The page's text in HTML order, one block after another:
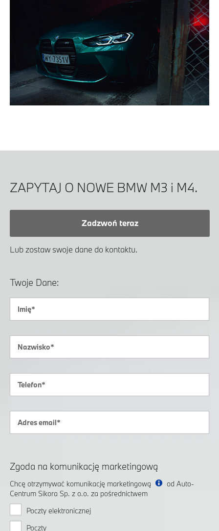
ZAPYTAJ O NOWE BMW M3 i M4.
Zadzwoń teraz
Lub zostaw swoje dane do kontaktu.
Twoje Dane:
Zgoda na komunikację marketingową
Chcę otrzymywać komunikację marketingową
od Auto-
Centrum Sikora Sp. z o.o. za pośrednictwem
Poczty elektronicznej
Poczty